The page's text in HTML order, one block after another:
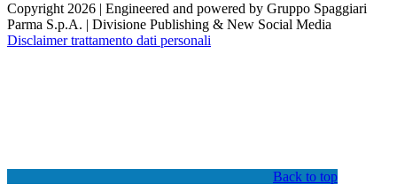
Copyright 2026 | Engineered and powered by Gruppo Spaggiari
Parma S.p.A. | Divisione Publishing & New Social Media
Disclaimer trattamento dati personali
Back to top